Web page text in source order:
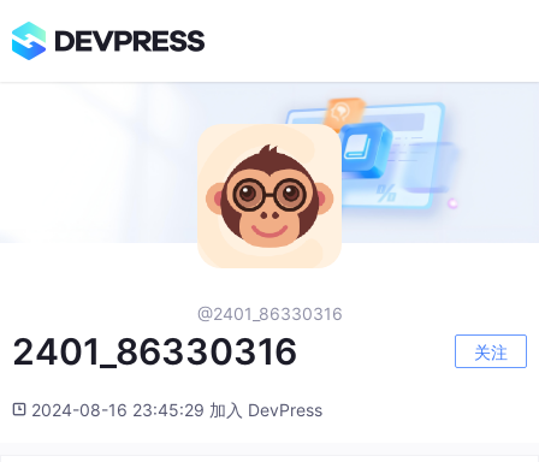
@2401_86330316
2401_86330316 关注
2024-08-16 23:45:29 加入 DevPress